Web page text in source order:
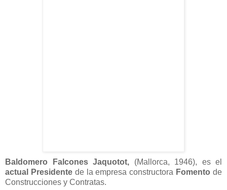
Baldomero Falcones Jaquotot, (Mallorca, 1946), es el
actual Presidentede la empresa constructora Fomento de
Construcciones y Contratas.